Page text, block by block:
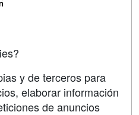
y de terceros para
elaborar información
de anuncios